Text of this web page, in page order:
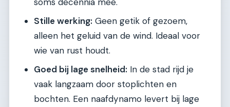
Stille werking: Geen getik of gezoem,
alleen het geluid van de wind. Ideaal voor
wie van rust houdt.
Goed bij lage snelheid: In de stad rijd je
vaak langzaam door stoplichten en
bochten. Een naafdynamo levert bij lage